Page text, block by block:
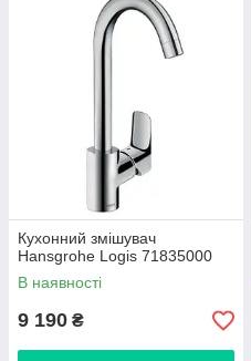
Кухонний змішувач
Hansgrohe Logis 71835000
В наявності
9 190 ₴